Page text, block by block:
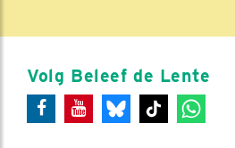
Volg Beleef de Lente